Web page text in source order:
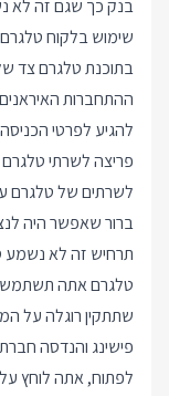
בנק כך שגם זה לא
שימוש בלקוח
בתוכנת טלגרם צד
ההתחברות
להגיע לפרטי
פריצה לשרתי
לשרתים של טלגרם
ברור שאפשר היה
תרחיש זה לא נשמע
טלגרם אתה תשתמש
שתתקין רוגלה על
פישינג והנדסה
לפתוח, אתה לוחץ